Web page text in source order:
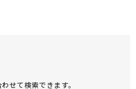
せて検索できます。